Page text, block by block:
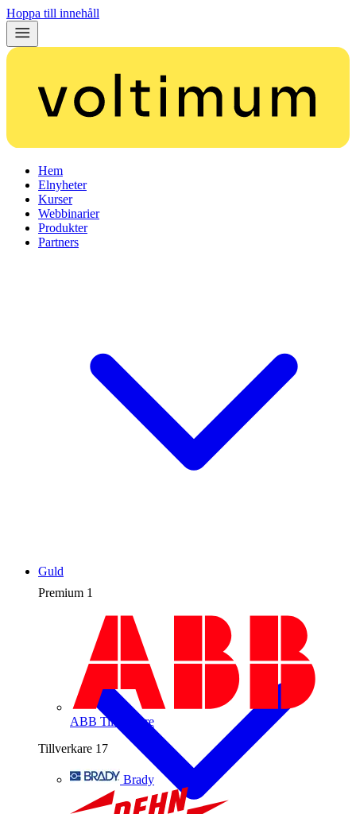
Hoppa till innehåll
Hem
Elnyheter
Kurser
Webbinarier
Produkter
Partners
Premium 1
ABB Tillverkare
Tillverkare 17
Brady
Guld